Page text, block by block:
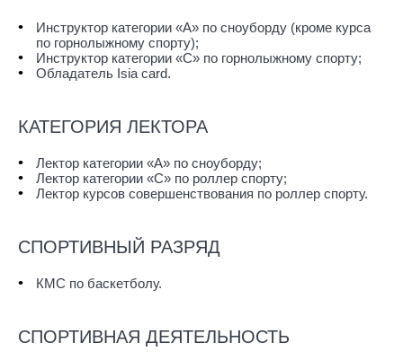
Инструктор категории «А» по сноуборду (кроме курса
по горнолыжному спорту);
Инструктор категории «С» по горнолыжному спорту;
Обладатель Isia card.
КАТЕГОРИЯ ЛЕКТОРА
Лектор категории «A» по сноуборду;
Лектор категории «С» по роллер спорту;
Лектор курсов совершенствования по роллер спорту.
СПОРТИВНЫЙ РАЗРЯД
КМС по баскетболу.
СПОРТИВНАЯ ДЕЯТЕЛЬНОСТЬ